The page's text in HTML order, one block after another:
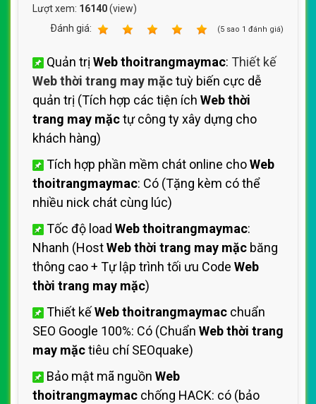
Lượt xem: 16140(view)
Ðánh giá:
(5 sao 1 đánh giá)
Quản trị Web thoitrangmaymac: Thiết kế
Web thời trang may mặctuỳ biến cực dễ
quản trị (Tích hợp các tiện ích Web thời
trang may mặctự công ty xây dựng cho
khách hàng)
Tích hợp phần mềm chát online choWeb
thoitrangmaymac: Có (Tặng kèm có thể
nhiều nick chát cùng lúc)
Tốc độ load Web thoitrangmaymac:
Nhanh (HostWeb thời trang may mặc băng
thông cao + Tự lập trình tối ưu Code Web
thời trang may mặc)
Thiết kếWeb thoitrangmaymac chuẩn
SEO Google 100%: Có (Chuẩn Web thời trang
may mặctiêu chí SEOquake)
Bảo mật mã nguồn Web
thoitrangmaymac chống HACK: có (bảo